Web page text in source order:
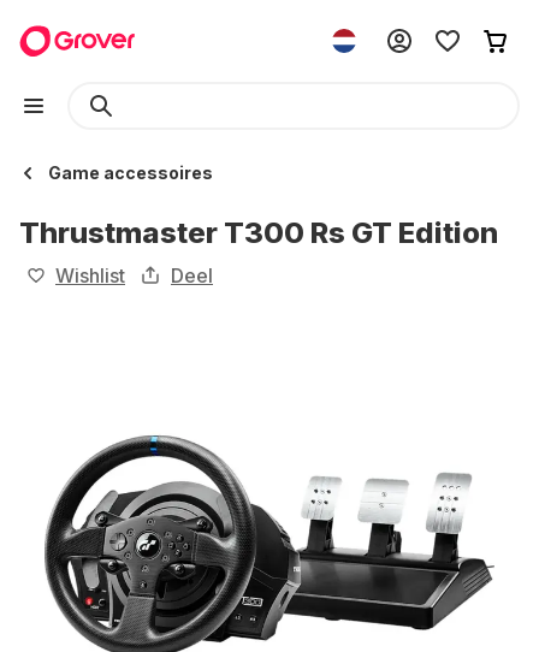
Game accessoires
Thrustmaster T300 Rs GT Edition
Wishlist Deel